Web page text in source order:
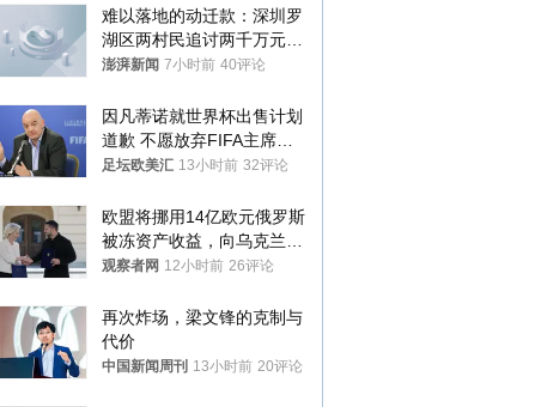
难以落地的动迁款：深圳罗
湖区两村民追讨两千万元动
迁款八年未果
澎湃新闻 7小时前 40评论
因凡蒂诺就世界杯出售计划
道歉 不愿放弃FIFA主席职
位
足坛欧美汇 13小时前 32评论
欧盟将挪用14亿欧元俄罗斯
被冻资产收益，向乌克兰提
供援助
观察者网 12小时前 26评论
再次炸场，梁文锋的克制与
代价
中国新闻周刊 13小时前 20评论